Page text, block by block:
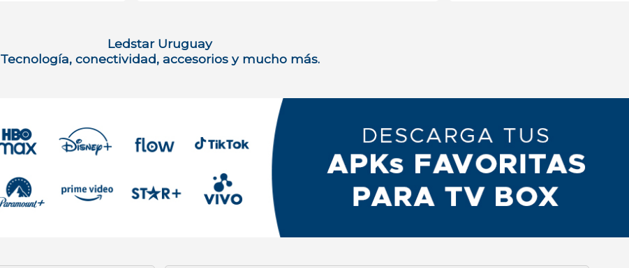
Ledstar Uruguay
Tecnología, conectividad, accesorios y mucho más.